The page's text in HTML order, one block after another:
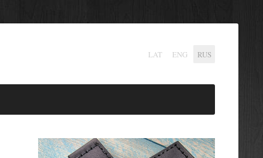
LAT ENG RUS